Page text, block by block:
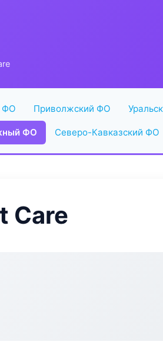
ФО Приволжский ФО
ФО Северо-Кавказский ФО
Care